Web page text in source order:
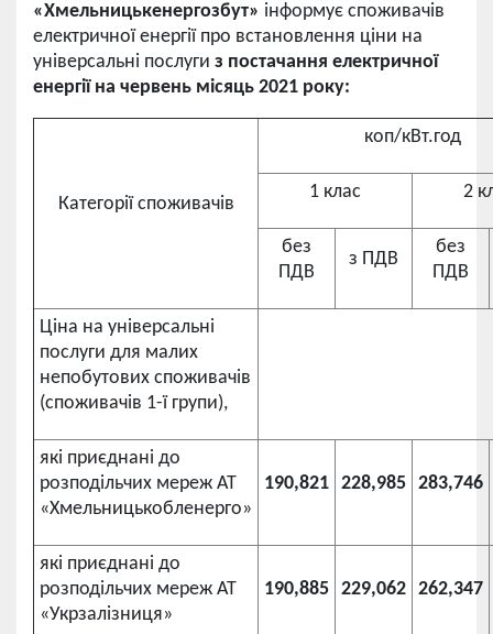
«Хмельницькенергозбут» інформує споживачів
електричної енергії про встановлення ціни на
універсальні послуги з постачання електричної
енергії на червень місяць 2021 року:
Категорії споживачів
коп/кВт.год
1 клас 2
без
ПДВ
з ПДВ
без
ПДВ
Ціна на універсальні
послуги для малих
непобутових споживачів
(споживачів 1-ї групи),
які приєднані до
розподільчих мереж АТ
«Хмельницькобленерго»
190,821 228,985 283,746
які приєднані до
розподільчих мереж АТ
«Укрзалізниця»
190,885 229,062 262,347